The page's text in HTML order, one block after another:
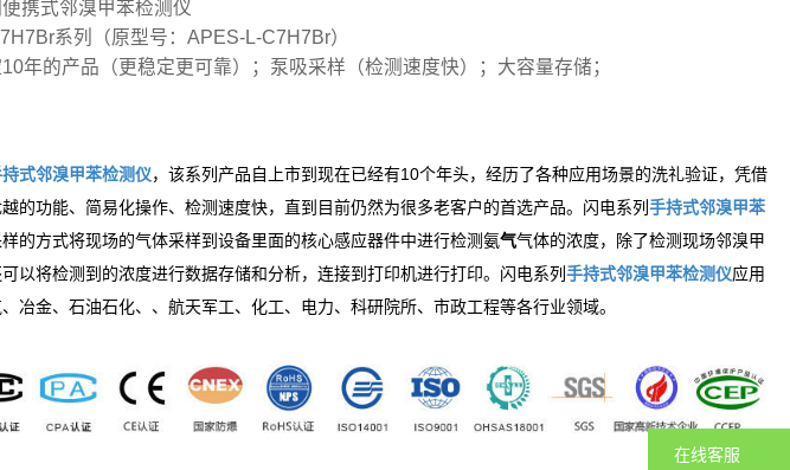
携式邻溴甲苯检测仪
系列（原型号：APES-L-C7H7Br）
年的产品（更稳定更可靠）；泵吸采样（检测速度快）；大容量存储；
式邻溴甲苯检测仪，该系列产品自上市到现在已经有10个年头，经历了各种应用场景的洗礼验证，凭借
的功能、简易化操作、检测速度快，直到目前仍然为很多老客户的首选产品。闪电系列 手持式邻溴甲苯
的方式将现场的气体采样到设备里面的核心感应器件中进行检测氨气气体的浓度，除了检测现场邻溴甲
以将检测到的浓度进行数据存储和分析，连接到打印机进行打印。闪电系列 手持式邻溴甲苯检测仪应用
冶金、石油石化、、航天军工、化工、电力、科研院所、市政工程等各行业领域。
在线客服